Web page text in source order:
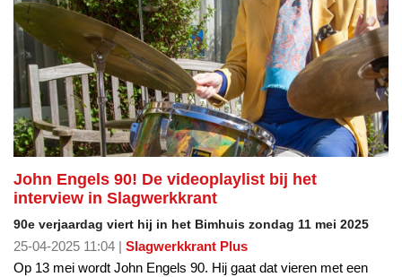
John Engels 90! De videoplaylist bij het
interview in Slagwerkkrant
90e verjaardag viert hij in het Bimhuis zondag 11 mei 2025
25-04-2025 11:04 | Slagwerkkrant Plus
Op 13 mei wordt John Engels 90. Hij gaat dat vieren met een